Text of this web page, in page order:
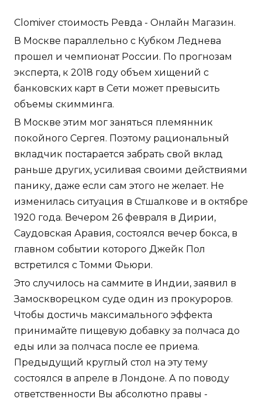
Clomiver стоимость Ревда - Онлайн Магазин.
В Москве параллельно с Кубком Леднева
прошел и чемпионат России. По прогнозам
эксперта, к 2018 году объем хищений с
банковских карт в Сети может превысить
объемы скимминга.
В Москве этим мог заняться племянник
покойного Сергея. Поэтому рациональный
вкладчик постарается забрать свой вклад
раньше других, усиливая своими действиями
панику, даже если сам этого не желает. Не
изменилась ситуация в Стшалкове и в октябре
1920 года. Вечером 26 февраля в Дирии,
Саудовская Аравия, состоялся вечер бокса, в
главном событии которого Джейк Пол
встретился с Томми Фьюри.
Это случилось на саммите в Индии, заявил в
Замоскворецком суде один из прокуроров.
Чтобы достичь максимального эффекта
принимайте пищевую добавку за полчаса до
еды или за полчаса после ее приема.
Предыдущий круглый стол на эту тему
состоялся в апреле в Лондоне. А по поводу
ответственности Вы абсолютно правы -